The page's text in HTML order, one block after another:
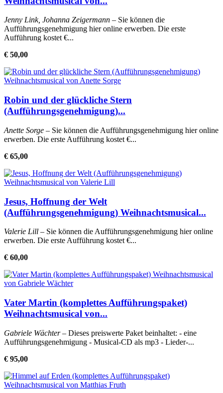
Jenny Link, Johanna Zeigermann – Sie können die
Aufführungsgenehmigung hier online erwerben. Die erste
Aufführung kostet €...
€ 50,00
Robin und der glückliche Stern
(Aufführungsgenehmigung)...
Anette Sorge – Sie können die Aufführungsgenehmigung hier online
erwerben. Die erste Aufführung kostet €...
€ 65,00
Jesus, Hoffnung der Welt
(Aufführungsgenehmigung) Weihnachtsmusical...
Valerie Lill – Sie können die Aufführungsgenehmigung hier online
erwerben. Die erste Aufführung kostet €...
€ 60,00
Vater Martin (komplettes Aufführungspaket)
Weihnachtsmusical von...
Gabriele Wächter– Dieses preiswerte Paket beinhaltet: - eine
Aufführungsgenehmigung - Musical-CD als mp3 - Lieder-...
€ 95,00